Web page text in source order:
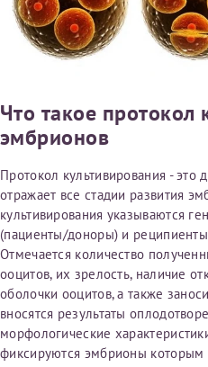
Что такое протокол
эмбрионов
Протокол культивирования - это
отражает все стадии развития
культивирования указываются
(пациенты/доноры) и
Отмечается количество
ооцитов, их зрелость, наличие
оболочки ооцитов, а также
вносятся результаты
морфологические
фиксируются эмбрионы которым